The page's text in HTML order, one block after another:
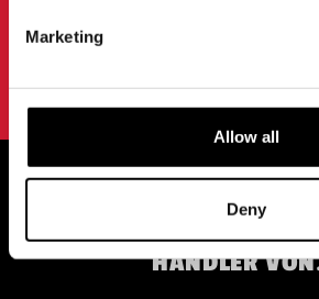
Marketing
Allow all
Deny
Mit der Anmeldung zu unserem
OFFIZIELLE UK &
HÄNDLER